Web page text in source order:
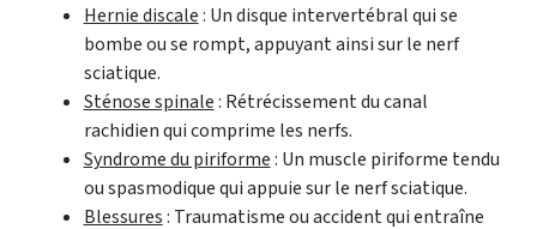
Hernie discale: Un disque intervertébral qui se
bombe ou se rompt, appuyant ainsi sur le nerf
sciatique.
Sténose spinale: Rétrécissement du canal
rachidien qui comprime les nerfs.
Syndrome du piriforme: Un muscle piriforme tendu
ou spasmodique qui appuie sur le nerf sciatique.
Blessures: Traumatisme ou accident qui entraîne